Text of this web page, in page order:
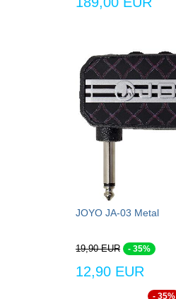
JOYO JA-03 Metal
19,90 EUR - 35%
12,90 EUR
- 35%